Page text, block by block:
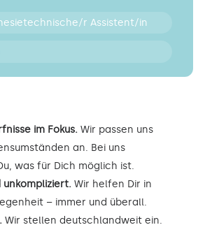
r Assistent/in
im Fokus. Wir passen uns
an. Bei uns
was für Dich möglich ist.
unkompliziert. Wir helfen Dir in
– immer und überall.
Wir stellen deutschlandweit ein.